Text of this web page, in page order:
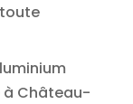
à Château-